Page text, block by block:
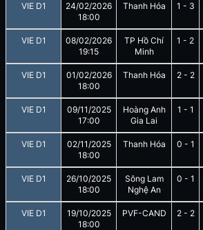
VIE D1
24/02/2026
18:00
Thanh Hóa 1 - 3
VIE D1
08/02/2026
19:15
TP Hồ Chí
Minh
1 - 2
VIE D1
01/02/2026
18:00
Thanh Hóa 2- 2
VIE D1
09/11/2025
17:00
Hoàng Anh
Gia Lai
1 - 1
VIE D1
02/11/2025
18:00
Thanh Hóa 0 - 1
VIE D1
26/10/2025
18:00
Sông Lam
Nghệ An
0 - 1
VIE D1
19/10/2025
18:00
PVF-CAND 2- 2